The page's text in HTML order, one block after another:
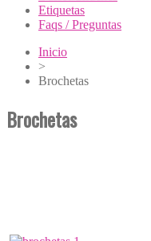
Etiquetas
Faqs / Preguntas
Inicio
>
Brochetas
Brochetas